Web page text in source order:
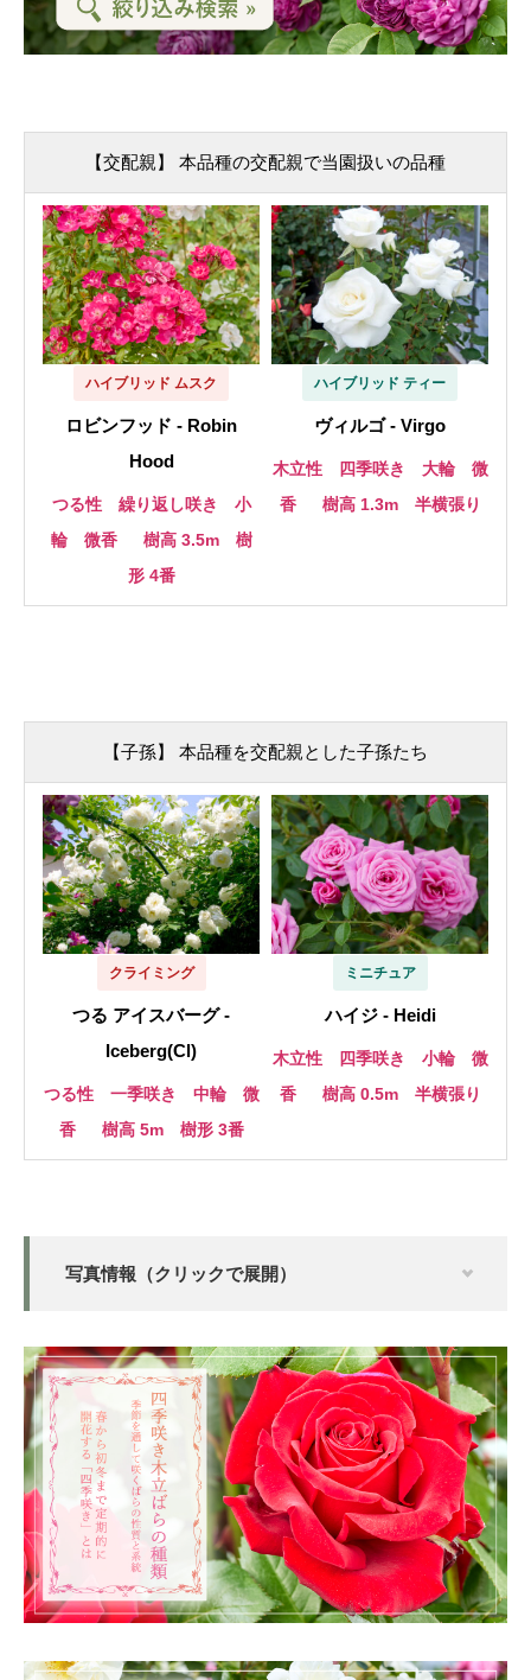
【交配親】 本品種の交配親で当園扱いの品種
ハイブリッド ムスク
ロビンフッド - Robin
Hood
つる性 繰り返し咲き 小
輪 微香
樹高 3.5m 樹
形 4番
ハイブリッド ティー
ヴィルゴ - Virgo
木立性 四季咲き 大輪 微
香
樹高 1.3m 半横張り
【子孫】 本品種を交配親とした子孫たち
クライミング
つる アイスバーグ -
Iceberg(Cl)
つる性 一季咲き 中輪 微
香
樹高 5m 樹形 3番
ミニチュア
ハイジ - Heidi
木立性 四季咲き 小輪 微
香
樹高 0.5m 半横張り
写真情報（クリックで展開）